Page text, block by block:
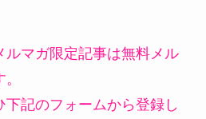
ルマガ限定記事は無料メル
記のフォームから登録し